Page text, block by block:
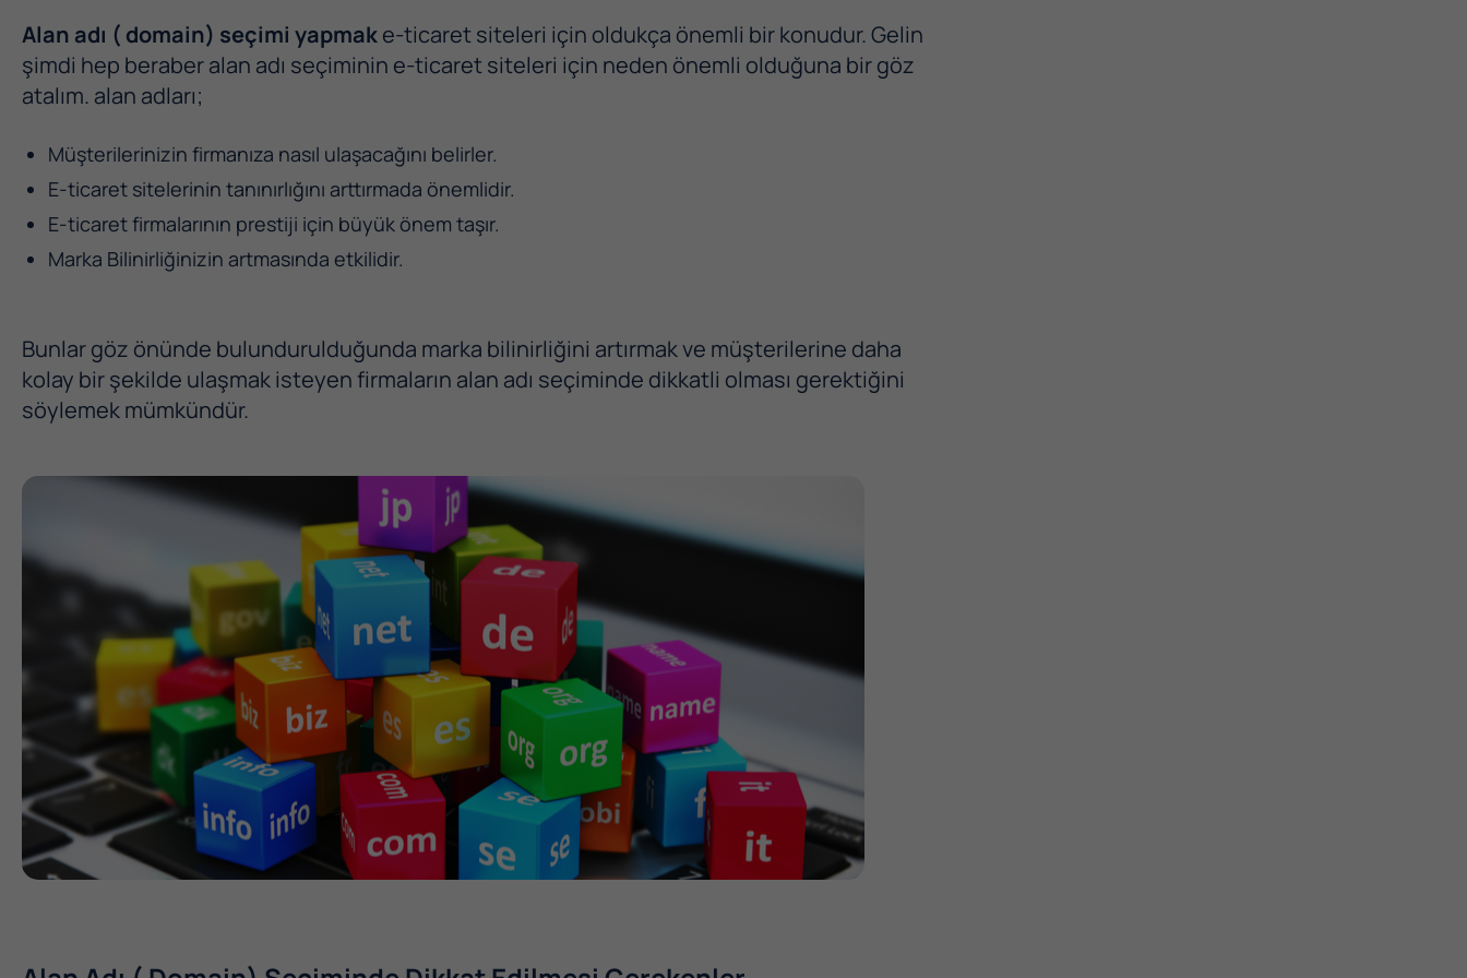
Alan adı ( domain) seçimi yapmake-ticaret siteleri için oldukça önemli bir konudur. Gelin
şimdi hep beraber alan adı seçiminin e-ticaret siteleri için neden önemli olduğuna bir göz
atalım. alan adları;
Müşterilerinizin firmanıza nasıl ulaşacağını belirler.
E-ticaret sitelerinin tanınırlığını arttırmada önemlidir.
E-ticaret firmalarının prestiji için büyük önem taşır.
Marka Bilinirliğinizin artmasında etkilidir.
Bunlar göz önünde bulundurulduğunda marka bilinirliğini artırmak ve müşterilerine daha
kolay bir şekilde ulaşmak isteyen firmaların alan adı seçiminde dikkatli olması gerektiğini
söylemek mümkündür.